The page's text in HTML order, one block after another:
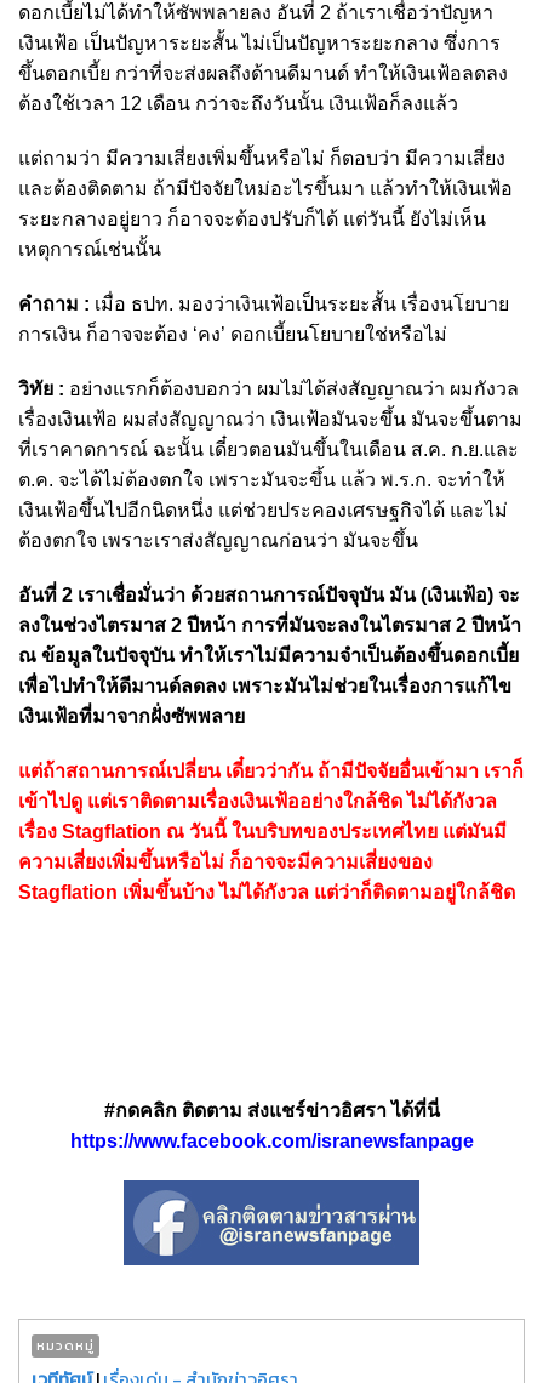
ดอกเบี้ยไม่ได้ทำให้ซัพพลายลง อันที่ 2 ถ้าเราเชื่อว่าปัญหา
เงินเฟ้อ เป็นปัญหาระยะสั้น ไม่เป็นปัญหาระยะกลาง ซึ่งการ
ขึ้นดอกเบี้ย กว่าที่จะส่งผลถึงด้านดีมานด์ ทำให้เงินเฟ้อลดลง
ต้องใช้เวลา 12 เดือน กว่าจะถึงวันนั้น เงินเฟ้อก็ลงแล้ว
แต่ถามว่า มีความเสี่ยงเพิ่มขึ้นหรือไม่ ก็ตอบว่า มีความเสี่ยง
และต้องติดตาม ถ้ามีปัจจัยใหม่อะไรขึ้นมา แล้วทำให้เงินเฟ้อ
ระยะกลางอยู่ยาว ก็อาจจะต้องปรับก็ได้ แต่วันนี้ ยังไม่เห็น
เหตุการณ์เช่นนั้น
คำถาม : เมื่อ ธปท. มองว่าเงินเฟ้อเป็นระยะสั้น เรื่องนโยบาย
การเงิน ก็อาจจะต้อง ‘คง’ ดอกเบี้ยนโยบายใช่หรือไม่
วิทัย : อย่างแรกก็ต้องบอกว่า ผมไม่ได้ส่งสัญญาณว่า ผมกังวล
เรื่องเงินเฟ้อ ผมส่งสัญญาณว่า เงินเฟ้อมันจะขึ้น มันจะขึ้นตาม
ที่เราคาดการณ์ ฉะนั้น เดี๋ยวตอนมันขึ้นในเดือน ส.ค. ก.ย.และ
ต.ค. จะได้ไม่ต้องตกใจ เพราะมันจะขึ้น แล้ว พ.ร.ก. จะทำให้
เงินเฟ้อขึ้นไปอีกนิดหนึ่ง แต่ช่วยประคองเศรษฐกิจได้ และไม่
ต้องตกใจ เพราะเราส่งสัญญาณก่อนว่า มันจะขึ้น
อันที่ 2 เราเชื่อมั่นว่า ด้วยสถานการณ์ปัจจุบัน มัน (เงินเฟ้อ) จะ
ลงในช่วงไตรมาส 2 ปีหน้า การที่มันจะลงในไตรมาส 2 ปีหน้า
ณ ข้อมูลในปัจจุบัน ทำให้เราไม่มีความจำเป็นต้องขึ้นดอกเบี้ย
เพื่อไปทำให้ดีมานด์ลดลง เพราะมันไม่ช่วยในเรื่องการแก้ไข
เงินเฟ้อที่มาจากฝั่งซัพพลาย
แต่ถ้าสถานการณ์เปลี่ยน เดี๋ยวว่ากัน ถ้ามีปัจจัยอื่นเข้ามา เราก็
เข้าไปดู แต่เราติดตามเรื่องเงินเฟ้ออย่างใกล้ชิด ไม่ได้กังวล
เรื่อง Stagflation ณ วันนี้ ในบริบทของประเทศไทย แต่มันมี
ความเสี่ยงเพิ่มขึ้นหรือไม่ ก็อาจจะมีความเสี่ยงของ
Stagflation เพิ่มขึ้นบ้าง ไม่ได้กังวล แต่ว่าก็ติดตามอยู่ใกล้ชิด
#กดคลิก ติดตาม ส่งแชร์ข่าวอิศรา ได้ที่นี่
https://www.facebook.com/isranewsfanpage
หมวดหมู่